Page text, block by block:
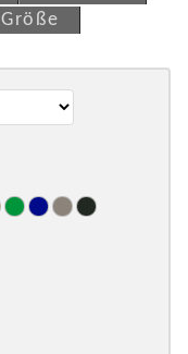
Größe